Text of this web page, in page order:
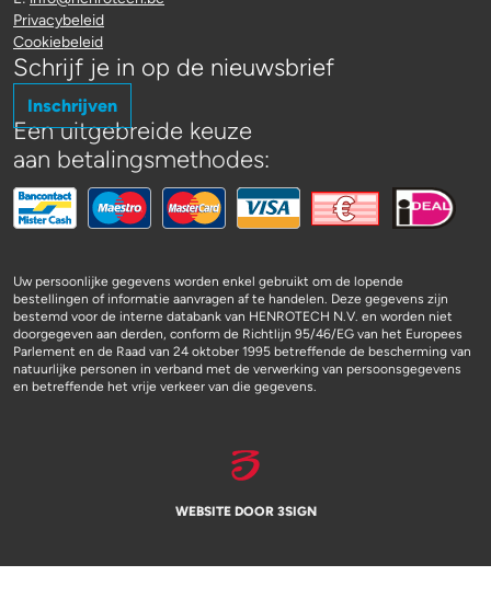
Privacybeleid
Cookiebeleid
Schrijf je in op de nieuwsbrief
Inschrijven
Een uitgebreide keuze
aan betalingsmethodes:
Uw persoonlijke gegevens worden enkel gebruikt om de lopende
bestellingen of informatie aanvragen af te handelen. Deze gegevens zijn
bestemd voor de interne databank van HENROTECH N.V. en worden niet
doorgegeven aan derden, conform de Richtlijn 95/46/EG van het Europees
Parlement en de Raad van 24 oktober 1995 betreffende de bescherming van
natuurlijke personen in verband met de verwerking van persoonsgegevens
en betreffende het vrije verkeer van die gegevens.
WEBSITE DOOR 3SIGN